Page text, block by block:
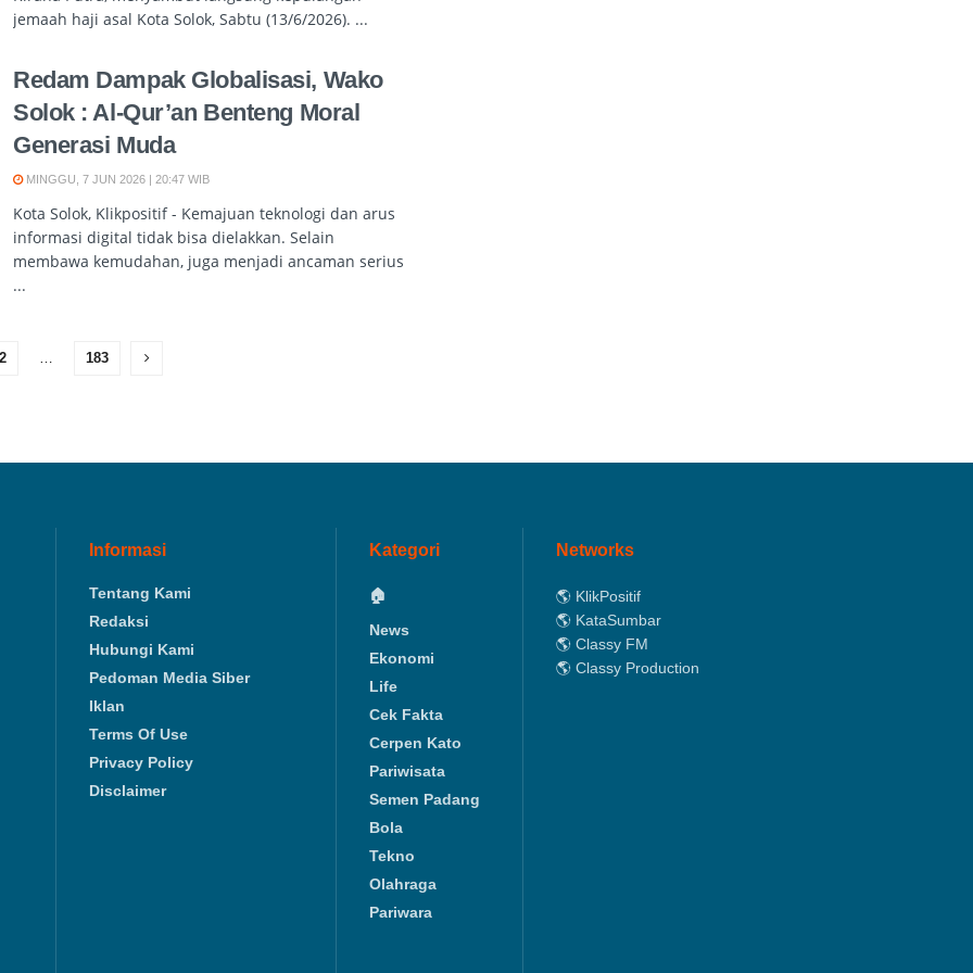
jemaah haji asal Kota Solok, Sabtu (13/6/2026). ...
Redam Dampak Globalisasi, Wako
Solok : Al-Qur’an Benteng Moral
Generasi Muda
MINGGU, 7 JUN 2026 | 20:47 WIB
Kota Solok, Klikpositif - Kemajuan teknologi dan arus
informasi digital tidak bisa dielakkan. Selain
membawa kemudahan, juga menjadi ancaman serius
...
183
Informasi
Tentang Kami
Redaksi
Hubungi Kami
Pedoman Media Siber
Iklan
Terms Of Use
Privacy Policy
Disclaimer
Kategori
🏠
News
Ekonomi
Life
Cek Fakta
Cerpen Kato
Pariwisata
Semen Padang
Bola
Tekno
Olahraga
Pariwara
Networks
🌎 KlikPositif
🌎 KataSumbar
🌎 Classy FM
🌎 Classy Production